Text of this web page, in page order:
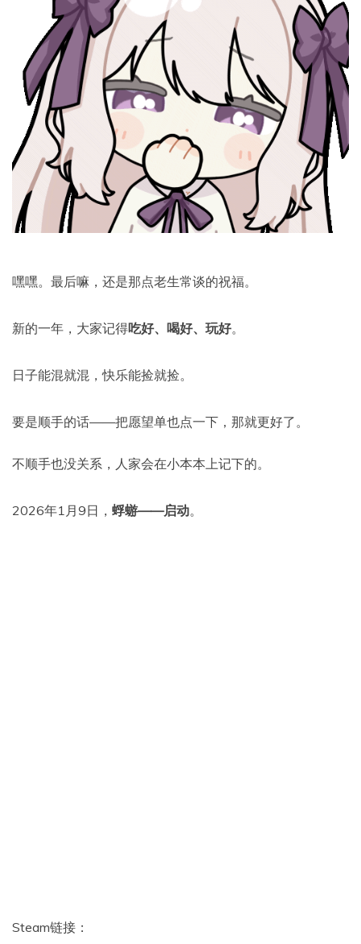
嘿嘿。最后嘛，还是那点老生常谈的祝福。
新的一年，大家记得吃好、喝好、玩好。
日子能混就混，快乐能捡就捡。
要是顺手的话——把愿望单也点一下，那就更好了。
不顺手也没关系，人家会在小本本上记下的。
2026年1月9日， 蜉蝣——启动。
Steam链接：